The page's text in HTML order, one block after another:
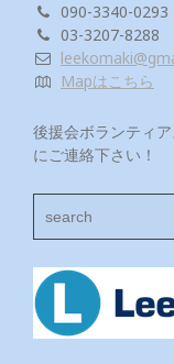
090-3340-0293
03-3207-8288
Mapはこちら
後援会ボランティ
にご連絡下さい！